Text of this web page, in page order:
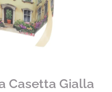
Casetta Gialla